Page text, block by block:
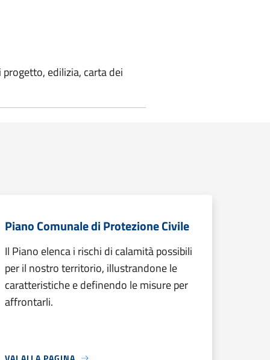
edilizia, carta dei
Piano Comunale di Protezione Civile
Il Piano elenca i rischi di calamità possibili
per il nostro territorio, illustrandone le
caratteristiche e definendo le misure per
affrontarli.